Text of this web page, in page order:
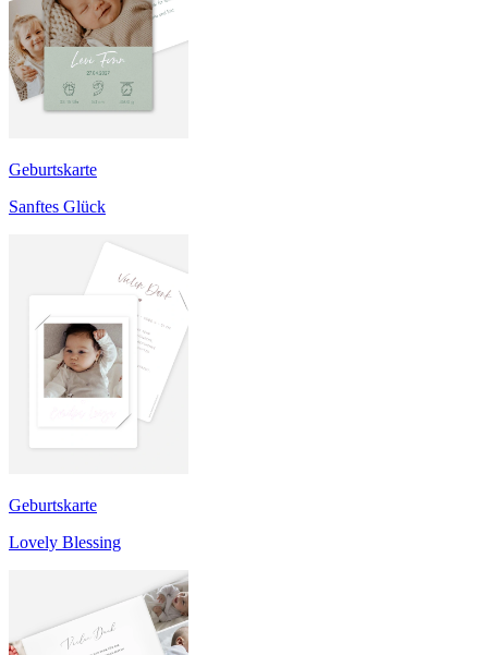
Geburtskarte
Sanftes Glück
Geburtskarte
Lovely Blessing